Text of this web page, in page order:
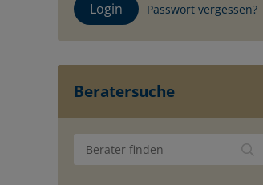
Passwort vergessen?
Beratersuche